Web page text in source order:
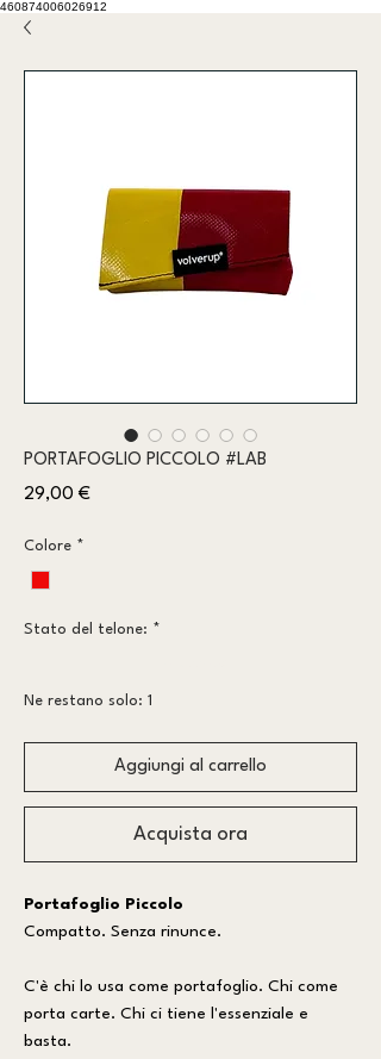
460874006026912
PORTAFOGLIO PICCOLO #LAB
29,00 €Prezzo
Colore *
Stato del telone: *
Ne restano solo: 1
Aggiungi al carrello
Acquista ora
Portafoglio Piccolo
Compatto. Senza rinunce.
C'è chi lo usa come portafoglio. Chi come
porta carte. Chi ci tiene l'essenziale e
basta.